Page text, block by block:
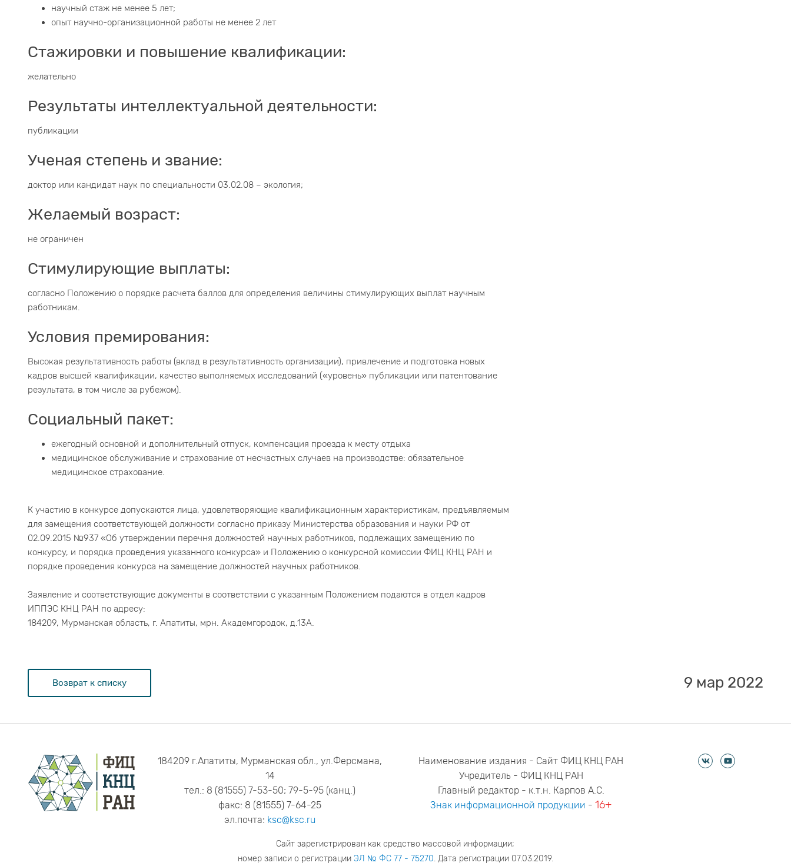
научный стаж не менее 5 лет;
опыт научно-организационной работы не менее 2 лет
Стажировки и повышение квалификации:
желательно
Результаты интеллектуальной деятельности:
публикации
Ученая степень и звание:
доктор или кандидат наук по специальности 03.02.08 – экология;
Желаемый возраст:
не ограничен
Стимулирующие выплаты:
согласно Положению о порядке расчета баллов для определения величины стимулирующих выплат научным
работникам.
Условия премирования:
Высокая результативность работы (вклад в результативность организации), привлечение и подготовка новых
кадров высшей квалификации, качество выполняемых исследований («уровень» публикации или патентование
результата, в том числе за рубежом).
Социальный пакет:
ежегодный основной и дополнительный отпуск, компенсация проезда к месту отдыха
медицинское обслуживание и страхование от несчастных случаев на производстве: обязательное
медицинское страхование.
К участию в конкурсе допускаются лица, удовлетворяющие квалификационным характеристикам, предъявляемым
для замещения соответствующей должности согласно приказу Министерства образования и науки РФ от
02.09.2015 №937 «Об утверждении перечня должностей научных работников, подлежащих замещению по
конкурсу, и порядка проведения указанного конкурса» и Положению о конкурсной комиссии ФИЦ КНЦ РАН и
порядке проведения конкурса на замещение должностей научных работников.
Заявление и соответствующие документы в соответствии с указанным Положением подаются в отдел кадров
ИППЭС КНЦ РАН по адресу:
184209, Мурманская область, г. Апатиты, мрн. Академгородок, д.13А.
Возврат к списку 9 мар 2022
184209 г.Апатиты, Мурманская обл., ул.Ферсмана,
14
тел.: 8 (81555) 7-53-50; 79-5-95 (канц.)
факс: 8 (81555) 7-64-25
эл.почта: ksc@ksc.ru
Наименование издания - Сайт ФИЦ КНЦ РАН
Учредитель - ФИЦ КНЦ РАН
Главный редактор - к.т.н. Карпов А.С.
Знак информационной продукции -16+
Сайт зарегистрирован как средство массовой информации;
номер записи о регистрации ЭЛ № ФС 77 - 75270. Дата регистрации 07.03.2019.